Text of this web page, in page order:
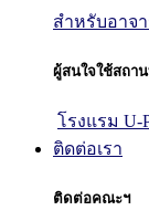
สำหรับอาจ
ผู้สนใจใช้สถา
โรงแรม U-
ติดต่อเรา
ติดต่อคณะฯ